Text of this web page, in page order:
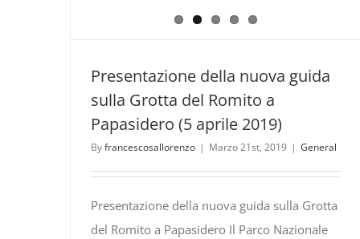
Presentazione della nuova guida
sulla Grotta del Romito a
Papasidero (5 aprile 2019)
Byfrancescosallorenzo | Marzo 21st, 2019 | General
Presentazione della nuova guida sulla Grotta
del Romito a Papasidero Il Parco Nazionale